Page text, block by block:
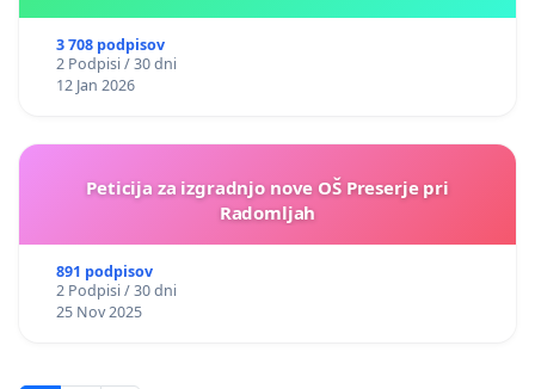
3 708 podpisov
2 Podpisi / 30 dni
12 Jan 2026
Peticija za izgradnjo nove OŠ Preserje pri
Radomljah
891 podpisov
2 Podpisi / 30 dni
25 Nov 2025